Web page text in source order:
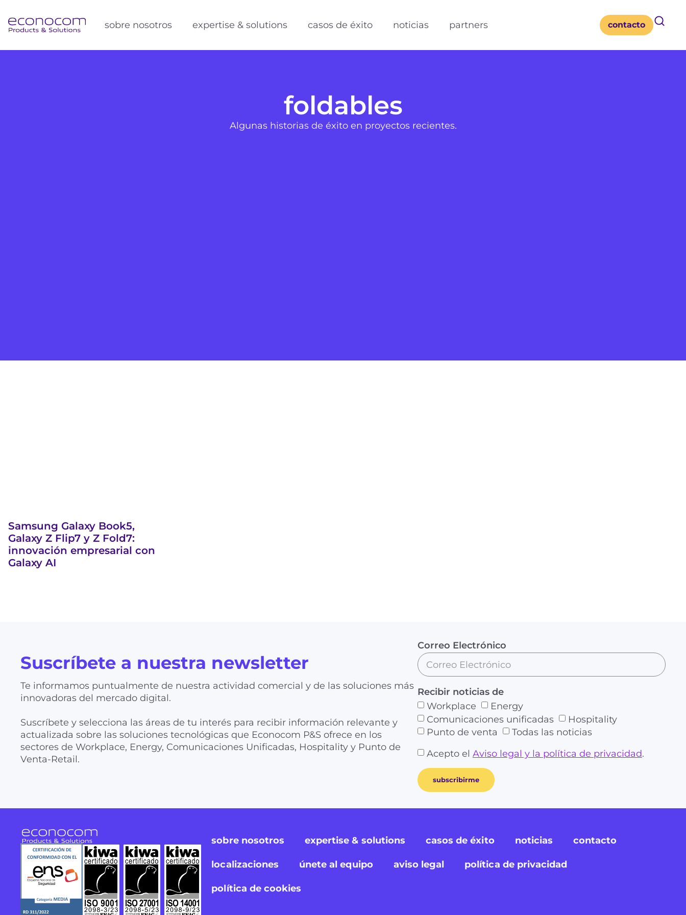
sobre nosotros expertise & solutions casos de éxito noticias partners contacto
foldables
Algunas historias de éxito en proyectos recientes.
Samsung Galaxy Book5,
Galaxy Z Flip7 y Z Fold7:
innovación empresarial con
Galaxy AI
Suscríbete a nuestra newsletter
Te informamos puntualmente de nuestra actividad comercial y de las soluciones más
innovadoras del mercado digital.
Suscríbete y selecciona las áreas de tu interés para recibir información relevante y
actualizada sobre las soluciones tecnológicas que Econocom P&S ofrece en los
sectores de Workplace, Energy, Comunicaciones Unificadas, Hospitality y Punto de
Venta-Retail.
Correo Electrónico
Recibir noticias de
Workplace
Energy
Comunicaciones unificadas
Hospitality
Punto de venta
Todas las noticias
Acepto el Aviso legal y la política de privacidad.
subscribirme
sobre nosotros expertise & solutions casos de éxito noticias contacto
localizaciones únete al equipo aviso legal política de privacidad
política de cookies